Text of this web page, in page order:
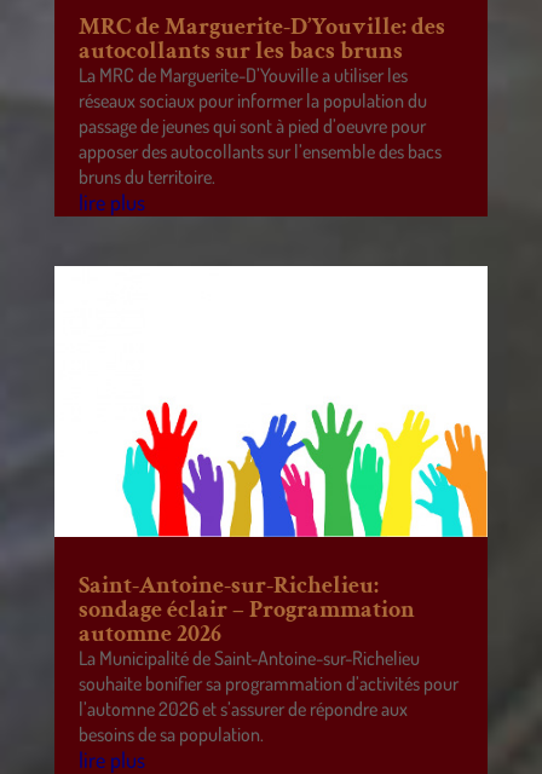
MRC de Marguerite-D’Youville: des
autocollants sur les bacs bruns
La MRC de Marguerite-D’Youville a utiliser les
réseaux sociaux pour informer la population du
passage de jeunes qui sont à pied d’oeuvre pour
apposer des autocollants sur l’ensemble des bacs
bruns du territoire.
lire plus
Saint-Antoine-sur-Richelieu:
sondage éclair – Programmation
automne 2026
La Municipalité de Saint-Antoine-sur-Richelieu
souhaite bonifier sa programmation d’activités pour
l’automne 2026 et s’assurer de répondre aux
besoins de sa population.
lire plus